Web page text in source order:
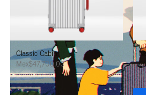
PARA
PAUSARLO.
PULSE
PARA
ACTIVARLO.
Classic Cabin
Mex$47,700.00